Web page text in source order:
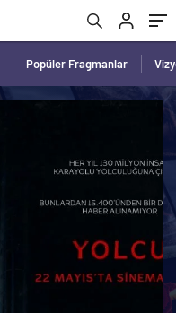
Popüler Fragmanlar